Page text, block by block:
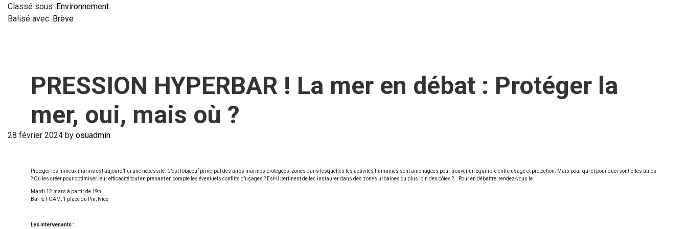
Classé sous : Environnement
Balisé avec : Brève
PRESSION HYPERBAR ! La mer en débat : Protéger la
mer, oui, mais où ?
28 février 2024 by osuadmin
Protéger les milieux marins est aujourd’hui une nécessité. C’est l’objectif principal des aires marines protégées, zones dans lesquelles les activités humaines sont aménagées pour trouver un équilibre entre usage et protection. Mais pour qui et pour quoi sont-elles utiles
? Où les créer pour optimiser leur efficacité tout en prenant en compte les éventuels conflits d’usages ? Est-il pertinent de les instaurer dans des zones urbaines ou plus loin des côtes ?… Pour en débattre, rendez-vous le
Mardi 12 mars à partir de 19h
Bar le FOAM, 1 place du Pin, Nice
Les intervenants :